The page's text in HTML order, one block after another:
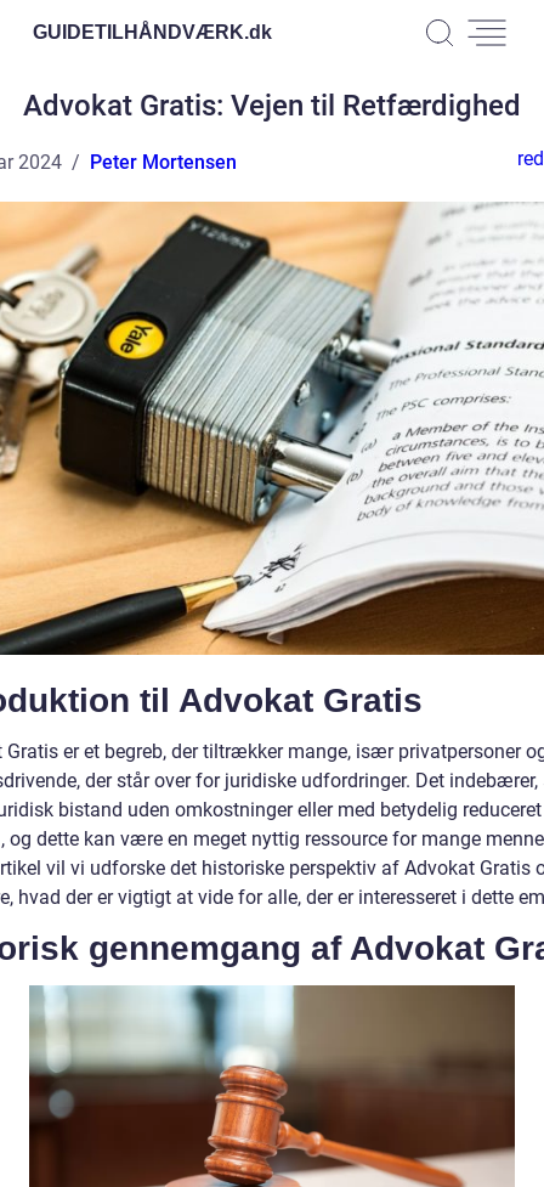
GUIDETILHÅNDVÆRK.dk
Advokat Gratis: Vejen til Retfærdighed
2024 Peter Mortensen
til Advokat Gratis
Gratis er et begreb, der tiltrækker mange, især privatpersoner
der står over for juridiske udfordringer. Det
bistand uden omkostninger eller med betydelig reduceret
og dette kan være en meget nyttig ressource for mange
vil vi udforske det historiske perspektiv af Advokat Gratis
hvad der er vigtigt at vide for alle, der er interesseret i dette
gennemgang af Advokat